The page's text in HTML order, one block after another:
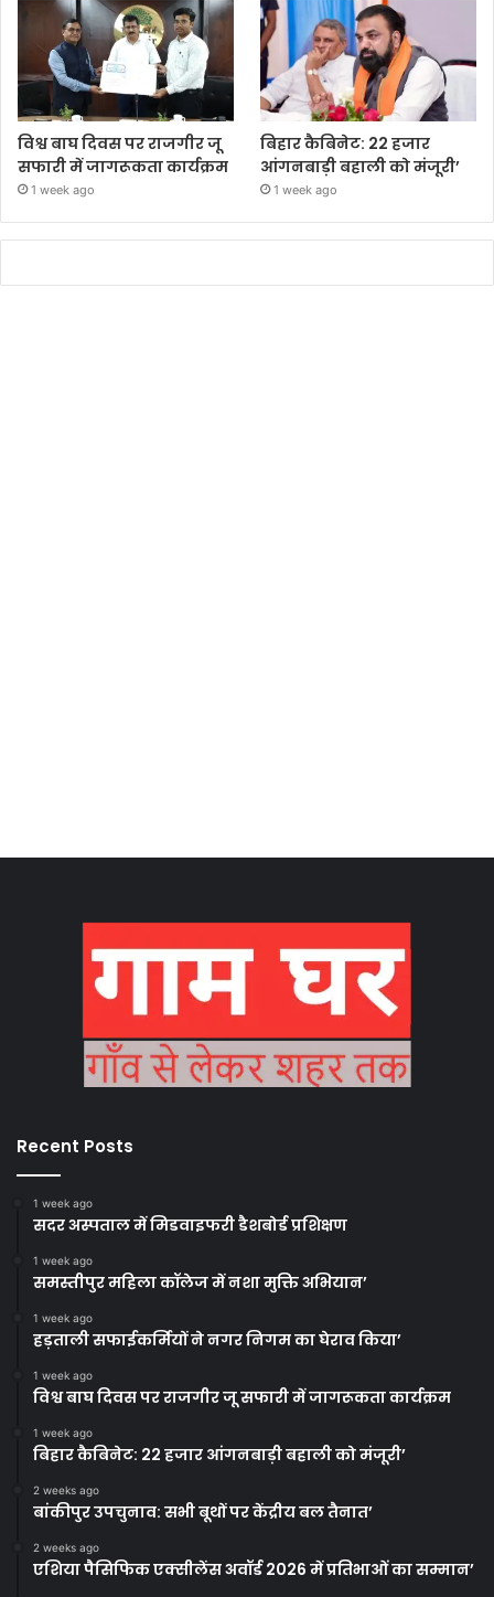
विश्व बाघ दिवस पर राजगीर जू
सफारी में जागरूकता कार्यक्रम
1 week ago
बिहार कैबिनेट: 22 हजार
आंगनबाड़ी बहाली को मंजूरी’
1 week ago
Recent Posts
1 week ago
सदर अस्पताल में मिडवाइफरी डैशबोर्ड प्रशिक्षण
1 week ago
समस्तीपुर महिला कॉलेज में नशा मुक्ति अभियान’
1 week ago
हड़ताली सफाईकर्मियों ने नगर निगम का घेराव किया’
1 week ago
विश्व बाघ दिवस पर राजगीर जू सफारी में जागरूकता कार्यक्रम
1 week ago
बिहार कैबिनेट: 22 हजार आंगनबाड़ी बहाली को मंजूरी’
2 weeks ago
बांकीपुर उपचुनाव: सभी बूथों पर केंद्रीय बल तैनात’
2 weeks ago
एशिया पैसिफिक एक्सीलेंस अवॉर्ड 2026 में प्रतिभाओं का सम्मान’